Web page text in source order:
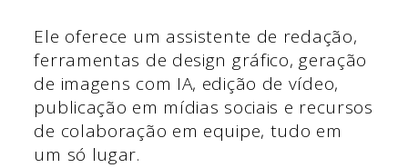
Ele oferece um assistente de redação,
ferramentas de design gráfico, geração
de imagens com IA, edição de vídeo,
publicação em mídias sociais e recursos
de colaboração em equipe, tudo em
um só lugar.